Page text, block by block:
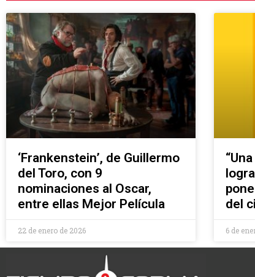
‘Frankenstein’, de Guillermo
del Toro, con 9
nominaciones al Oscar,
entre ellas Mejor Película
22 de enero de 2026
del
6 de